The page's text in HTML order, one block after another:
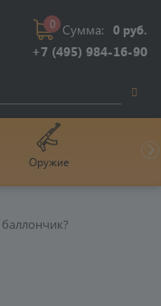
+7 (495) 984-16-90
0 Сумма: 0 руб.
Оружие